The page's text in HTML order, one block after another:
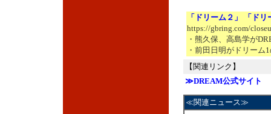
「ドリーム２」 「ド
https://gbring.com/
・熊久保、高島学が
・前田日明がドリーム
【関連リンク】
≫DREAM公式サイト
≪関連ニュース≫